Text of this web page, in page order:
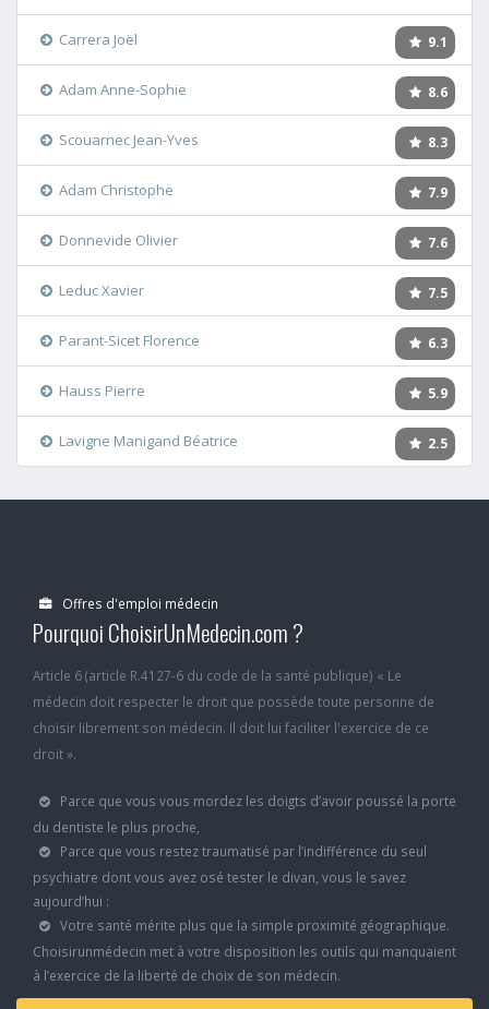
9.1
Carrera Joël
8.6
Adam Anne-Sophie
8.3
Scouarnec Jean-Yves
7.9
Adam Christophe
7.6
Donnevide Olivier
7.5
Leduc Xavier
6.3
Parant-Sicet Florence
5.9
Hauss Pierre
2.5
Lavigne Manigand Béatrice
Offres d'emploi médecin
Pourquoi ChoisirUnMedecin.com ?
Article 6 (article R.4127-6 du code de la santé publique) « Le
médecin doit respecter le droit que possède toute personne de
choisir librement son médecin. Il doit lui faciliter l'exercice de ce
droit ».
Parce que vous vous mordez les doigts d’avoir poussé la porte
du dentiste le plus proche,
Parce que vous restez traumatisé par l’indifférence du seul
psychiatre dont vous avez osé tester le divan, vous le savez
aujourd’hui :
Votre santé mérite plus que la simple proximité géographique.
Choisirunmédecin met à votre disposition les outils qui manquaient
à l’exercice de la liberté de choix de son médecin.